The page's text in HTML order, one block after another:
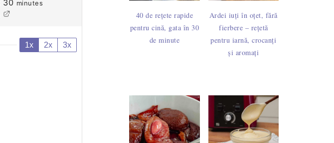
30 minutes
1x 2x 3x
40 de rețete rapide
pentru cină, gata în 30
de minute
Ardei iuți în oțet, fără
fierbere – rețetă
pentru iarnă, crocanți
și aromați